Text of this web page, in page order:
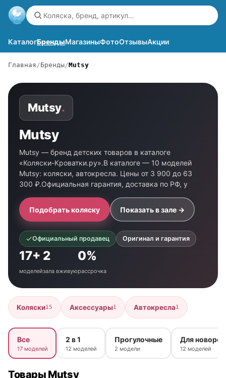
КаталогБрендыМагазиныФотоОтзывыАкции
Главная Бренды Mutsy
Mutsy.
Mutsy
Mutsy — бренд детских товаров в каталоге
«Коляски-Кроватки.ру».В каталоге — 10 моделей
Mutsy: коляски, автокресла. Цены от 3 900 до 63
300 ₽.Официальная гарантия, доставка по РФ, у
Подобрать коляску Показать в зале →
Официальный продавец Оригинал и гарантия
17+
моделей
2
зала вживую
0%
рассрочка
Коляски15 Аксессуары1 Автокресла1
Все
17 моделей
2 в 1
12 моделей
Прогулочные
2 модели
Для
12 моделей
Товары Mutsy